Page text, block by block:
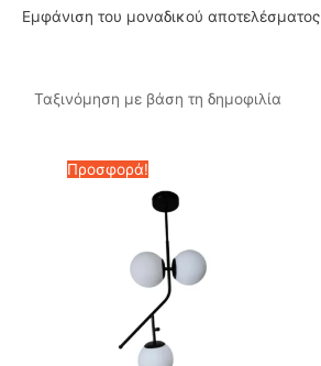
Εμφάνιση του μοναδικού αποτελέσματος
Προσφορά!